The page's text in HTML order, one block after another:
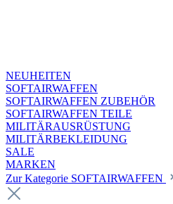
NEUHEITEN
SOFTAIRWAFFEN
SOFTAIRWAFFEN ZUBEHÖR
SOFTAIRWAFFEN TEILE
MILITÄRAUSRÜSTUNG
MILITÄRBEKLEIDUNG
SALE
MARKEN
Zur Kategorie SOFTAIRWAFFEN